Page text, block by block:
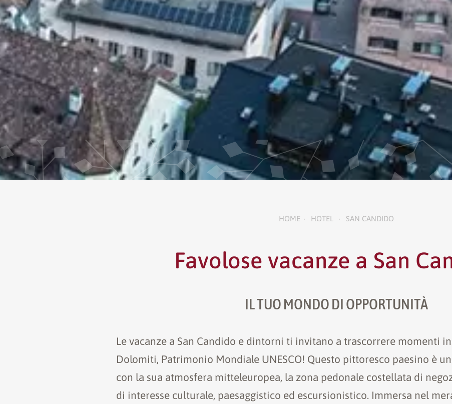
HOME • HOTEL • SAN CANDIDO
Favolose vacanze a San
IL TUO MONDO DI OPPORTUNITÀ
Le vacanze a San Candido e dintorni ti invitano a trascorrere momenti
Dolomiti, Patrimonio Mondiale UNESCO! Questo pittoresco paesino è
con la sua atmosfera mitteleuropea, la zona pedonale costellata di
di interesse culturale, paesaggistico ed escursionistico. Immersa nel